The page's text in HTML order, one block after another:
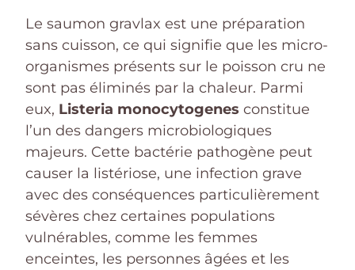
Le saumon gravlax est une préparation
sans cuisson, ce qui signifie que les micro-
organismes présents sur le poisson cru ne
sont pas éliminés par la chaleur. Parmi
eux, Listeria monocytogenes constitue
l’un des dangers microbiologiques
majeurs. Cette bactérie pathogène peut
causer la listériose, une infection grave
avec des conséquences particulièrement
sévères chez certaines populations
vulnérables, comme les femmes
enceintes, les personnes âgées et les